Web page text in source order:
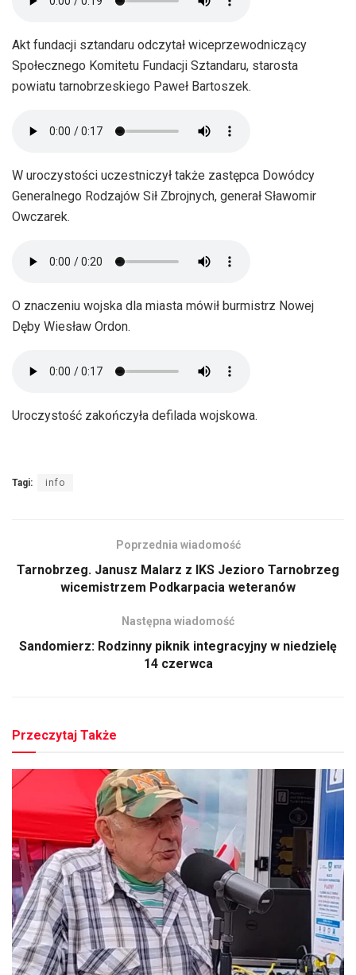
Akt fundacji sztandaru odczytał wiceprzewodniczący
Społecznego Komitetu Fundacji Sztandaru, starosta
powiatu tarnobrzeskiego Paweł Bartoszek.
W uroczystości uczestniczył także zastępca Dowódcy
Generalnego Rodzajów Sił Zbrojnych, generał Sławomir
Owczarek.
O znaczeniu wojska dla miasta mówił burmistrz Nowej
Dęby Wiesław Ordon.
Uroczystość zakończyła defilada wojskowa.
Tagi: info
Poprzednia wiadomość
Tarnobrzeg. Janusz Malarz z IKS Jezioro Tarnobrzeg
wicemistrzem Podkarpacia weteranów
Następna wiadomość
Sandomierz: Rodzinny piknik integracyjny w niedzielę
14 czerwca
Przeczytaj Także